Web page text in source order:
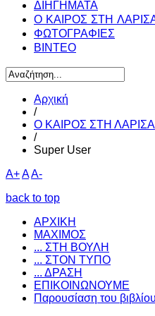
ΔΙΗΓΗΜΑΤΑ
Ο ΚΑΙΡΟΣ ΣΤΗ
ΦΩΤΟΓΡΑΦΙΕΣ
ΒΙΝΤΕΟ
Αρχική
/
Ο ΚΑΙΡΟΣ ΣΤΗ ΛΑΡΙΣΑ
/
Super User
A+AA-
back to top
ΑΡΧΙΚΗ
ΜΑΧΙΜΟΣ
... ΣΤΗ ΒΟΥΛΗ
... ΣΤΟΝ ΤΥΠΟ
... ΔΡΑΣΗ
ΕΠΙΚΟΙΝΩΝΟΥΜΕ
Παρουσίαση του